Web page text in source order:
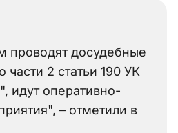
проводят досудебные
части 2 статьи 190 УК
идут оперативно-
– отметили в